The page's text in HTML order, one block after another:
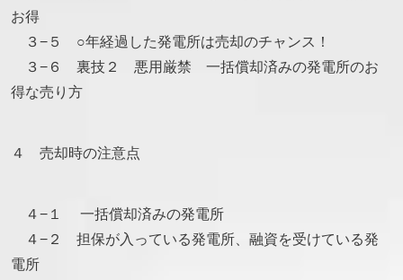
お得
３−５ ○年経過した発電所は売却のチャンス！
３−６ 裏技２ 悪用厳禁 一括償却済みの発電所のお
得な売り方
４ 売却時の注意点
４−１ 一括償却済みの発電所
４−２ 担保が入っている発電所、融資を受けている発
電所